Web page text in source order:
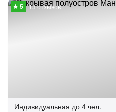
13 отзывов
Индивидуальная до 4 чел.